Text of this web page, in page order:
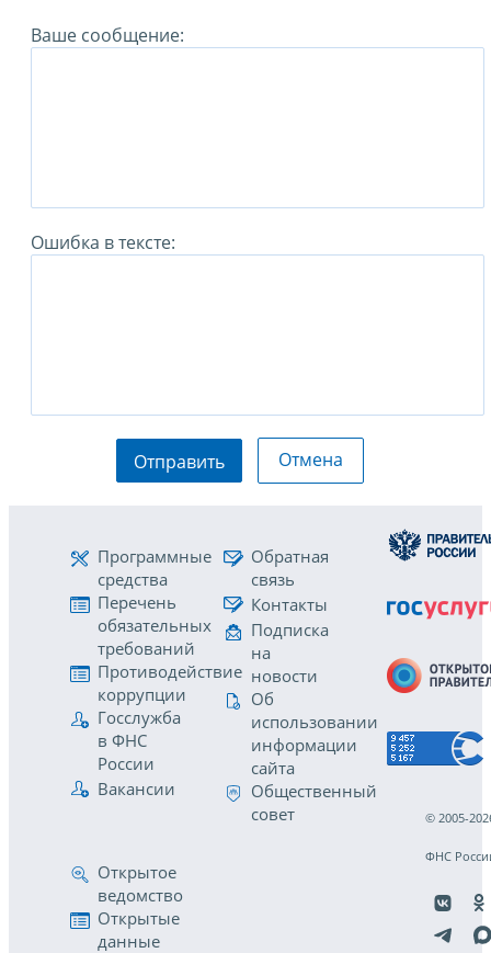
Ваше сообщение:
Ошибка в тексте:
Отправить Отмена
Программные
средства
Перечень
обязательных
требований
Противодействие
коррупции
Госслужба
в ФНС
России
Вакансии
Обратная
связь
Контакты
Подписка
на
новости
Об
использовании
информации
сайта
Общественный
совет
Открытое
ведомство
Открытые
данные
© 2005-
ФНС